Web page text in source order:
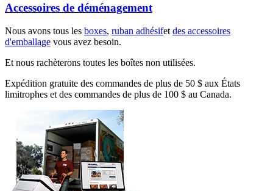
Accessoires de déménagement
Nous avons tous les boxes, ruban adhésifetdes accessoires
d'emballage vous avez besoin.
Et nous rachèterons toutes les boîtes non utilisées.
Expédition gratuite des commandes de plus de 50 $ aux États
limitrophes et des commandes de plus de 100 $ au Canada.